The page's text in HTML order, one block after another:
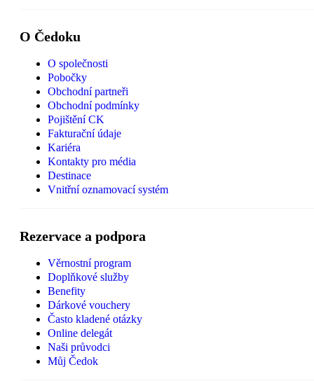
O Čedoku
O společnosti
Pobočky
Obchodní partneři
Obchodní podmínky
Pojištění CK
Fakturační údaje
Kariéra
Kontakty pro média
Destinace
Vnitřní oznamovací systém
Rezervace a podpora
Věrnostní program
Doplňkové služby
Benefity
Dárkové vouchery
Často kladené otázky
Online delegát
Naši průvodci
Můj Čedok